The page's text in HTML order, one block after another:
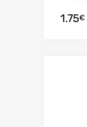
1.75€